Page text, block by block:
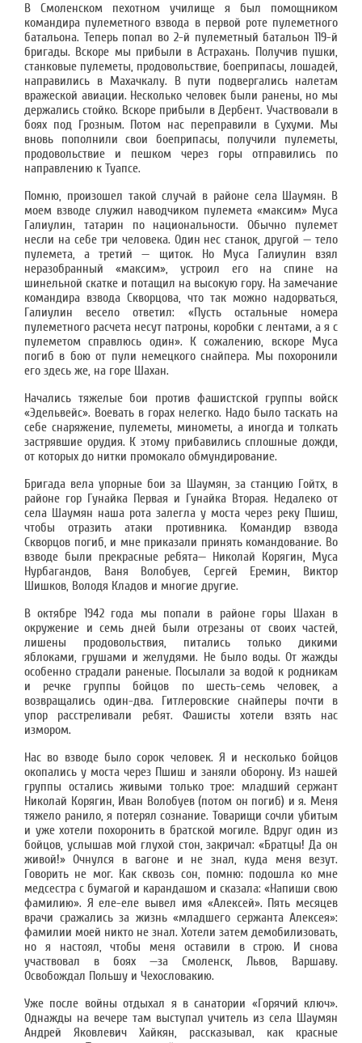
В Смоленском пехотном училище я был помощником
командира пулеметного взвода в первой роте пулеметного
батальона. Теперь попал во 2-й пулеметный батальон 119-й
бригады. Вскоре мы прибыли в Астрахань. Получив пушки,
станковые пулеметы, продовольствие, боеприпасы, лошадей,
направились в Махачкалу. В пути подвергались налетам
вражеской авиации. Несколько человек были ранены, но мы
держались стойко. Вскоре прибыли в Дербент. Участвовали в
боях под Грозным. Потом нас переправили в Сухуми. Мы
вновь пополнили свои боеприпасы, получили пулеметы,
продовольствие и пешком через горы отправились по
направлению к Туапсе.
Помню, произошел такой случай в районе села Шаумян. В
моем взводе служил наводчиком пулемета «максим» Муса
Галиулин, татарин по национальности. Обычно пулемет
несли на себе три человека. Один нес станок, другой — тело
пулемета, а третий — щиток. Но Муса Галиулин взял
неразобранный «максим», устроил его на спине на
шинельной скатке и потащил на высокую гору. На замечание
командира взвода Скворцова, что так можно надорваться,
Галиулин весело ответил: «Пусть остальные номера
пулеметного расчета несут патроны, коробки с лентами, а я с
пулеметом справлюсь один». К сожалению, вскоре Муса
погиб в бою от пули немецкого снайпера. Мы похоронили
его здесь же, на горе Шахан.
Начались тяжелые бои против фашистской группы войск
«Эдельвейс». Воевать в горах нелегко. Надо было таскать на
себе снаряжение, пулеметы, минометы, а иногда и толкать
застрявшие орудия. К этому прибавились сплошные дожди,
от которых до нитки промокало обмундирование.
Бригада вела упорные бои за Шаумян, за станцию Гойтх, в
районе гор Гунайка Первая и Гунайка Вторая. Недалеко от
села Шаумян наша рота залегла у моста через реку Пшиш,
чтобы отразить атаки противника. Командир взвода
Скворцов погиб, и мне приказали принять командование. Во
взводе были прекрасные ребята— Николай Корягин, Муса
Нурбагандов, Ваня Волобуев, Сергей Еремин, Виктор
Шишков, Володя Кладов и многие другие.
В октябре 1942 года мы попали в районе горы Шахан в
окружение и семь дней были отрезаны от своих частей,
лишены продовольствия, питались только дикими
яблоками, грушами и желудями. Не было воды. От жажды
особенно страдали раненые. Посылали за водой к родникам
и речке группы бойцов по шесть-семь человек, а
возвращались один-два. Гитлеровские снайперы почти в
упор расстреливали ребят. Фашисты хотели взять нас
измором.
Нас во взводе было сорок человек. Я и несколько бойцов
окопались у моста через Пшиш и заняли оборону. Из нашей
группы остались живыми только трое: младший сержант
Николай Корягин, Иван Волобуев (потом он погиб) и я. Меня
тяжело ранило, я потерял сознание. Товарищи сочли убитым
и уже хотели похоронить в братской могиле. Вдруг один из
бойцов, услышав мой глухой стон, закричал: «Братцы! Да он
живой!» Очнулся в вагоне и не знал, куда меня везут.
Говорить не мог. Как сквозь сон, помню: подошла ко мне
медсестра с бумагой и карандашом и сказала: «Напиши свою
фамилию». Я еле-еле вывел имя «Алексей». Пять месяцев
врачи сражались за жизнь «младшего сержанта Алексея»:
фамилии моей никто не знал. Хотели затем демобилизовать,
но я настоял, чтобы меня оставили в строю. И снова
участвовал в боях —за Смоленск, Львов, Варшаву.
Освобождал Польшу и Чехословакию.
Уже после войны отдыхал я в санатории «Горячий ключ».
Однажды на вечере там выступал учитель из села Шаумян
Андрей Яковлевич Хайкян, рассказывал, как красные